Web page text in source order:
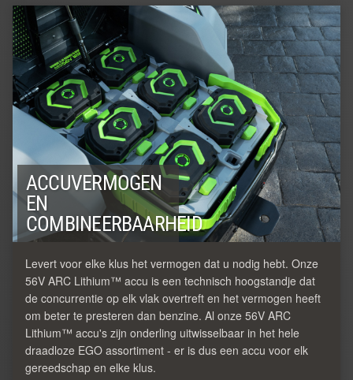
ACCUVERMOGEN
EN
COMBINEERBAARHEID
Levert voor elke klus het vermogen dat u nodig hebt. Onze
56V ARC Lithium™ accu is een technisch hoogstandje dat
de concurrentie op elk vlak overtreft en het vermogen heeft
om beter te presteren dan benzine. Al onze 56V ARC
Lithium™ accu's zijn onderling uitwisselbaar in het hele
draadloze EGO assortiment - er is dus een accu voor elk
gereedschap en elke klus.